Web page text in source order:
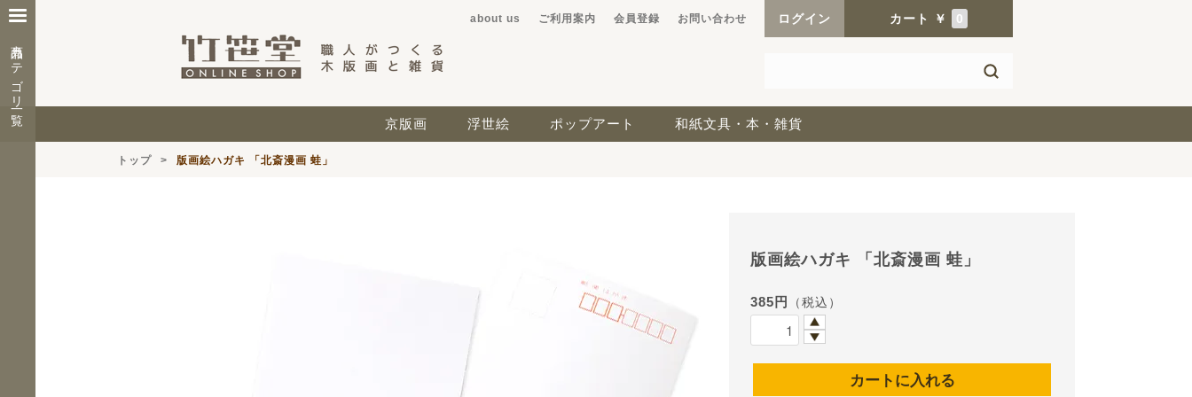
about us ご利用案内 会員登録 お問い合わせ ログイン カート ￥ 0
京版画 浮世絵 ポップアート 和紙文具・本・雑貨
商品カテゴリ一覧
トップ 版画絵ハガキ 「北斎漫画 蛙」
版画絵ハガキ 「北斎漫画 蛙」
385円 （税込）